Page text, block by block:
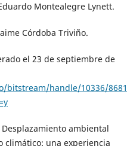
Montealegre Lynett.
Córdoba Triviño.
el 23 de septiembre de
bitstream/handle/10336/
Desplazamiento ambiental
climático: una experiencia